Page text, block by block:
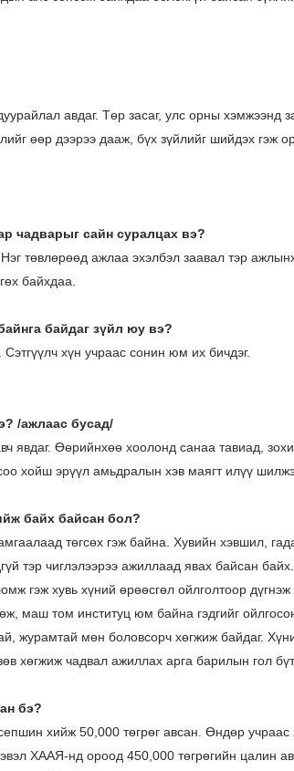
авдаг. Төр засаг, улс орны хэмжээнд
өөр дээрээ дааж, бүх зүйлийг шийдэх гэж
чадварыг сайн суралцах вэ?
төвлөрөөд ажлаа эхэлбэл заавал тэр
байхдаа.
байдаг зүйл юу вэ?
хүн учраас сонин юм их бичдэг.
/ажлаас бусад/
явдаг. Өөрийнхөө хоолонд санаа тавиад,
хойш эрүүл амьдралын хэв маягт илүү
байх байсан бол?
төгсөх гэж байна. Хувийн хэвшил,
тэр чиглэлээрээ ажиллаад явах байсан
гэж хувь хүний өрөөсгөл ойлголтоор
маш том институц юм байна гэдгийг
журамтай мөн боловсорч хөгжиж байдаг.
хөгжиж чадвал ажиллах арга барилын гол
бэ?
хийж 50,000 төгрөг авсан. Өндөр учраас
ХААЯ-нд ороод 450,000 төгрөгийн цалин